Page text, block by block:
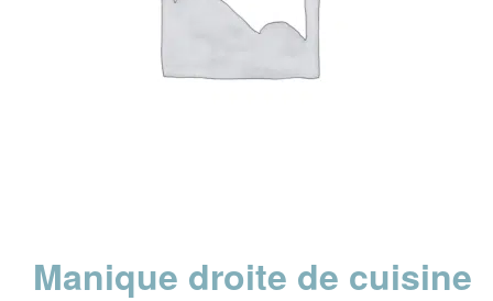
Manique droite de cuisine